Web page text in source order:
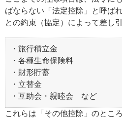
ばならない「法定控除」と呼ば
との約束（協定）によって差し
・旅行積立金
・各種生命保険料
・財形貯蓄
・立替金
・互助会・親睦会 など
これらは「その他控除」のとこ